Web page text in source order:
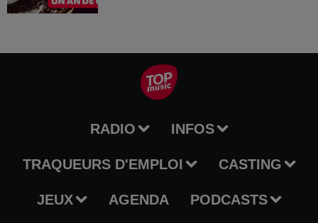
RADIO INFOS
TRAQUEURS D'EMPLOI CASTING
JEUX AGENDA PODCASTS